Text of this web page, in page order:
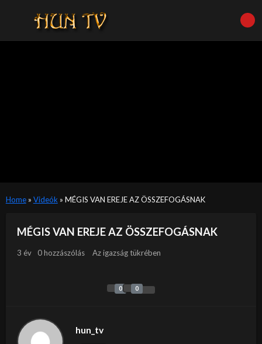
Home» Videók » MÉGIS VAN EREJE AZ ÖSSZEFOGÁSNAK
MÉGIS VAN EREJE AZ ÖSSZEFOGÁSNAK
3 év 0 hozzászólás Az igazság tükrében
0 0
hun_tv